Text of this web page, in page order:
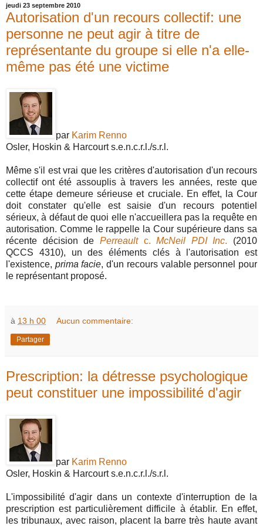
jeudi 23 septembre 2010
Autorisation d'un recours collectif: une
personne ne peut agir à titre de
représentante du groupe si elle n'a elle-
même pas été une victime
par Karim Renno
Osler, Hoskin & Harcourt s.e.n.c.r.l./s.r.l.
Même s'il est vrai que les critères d'autorisation d'un recours
collectif ont été assouplis à travers les années, reste que
cette étape demeure sérieuse et cruciale. En effet, la Cour
doit constater qu'elle est saisie d'un recours potentiel
sérieux, à défaut de quoi elle n'accueillera pas la requête en
autorisation. Comme le rappelle la Cour supérieure dans sa
récente décision de Perreaultc.McNeil PDI Inc. (2010
QCCS 4310), un des éléments clés à l'autorisation est
l'existence, prima facie, d'un recours valable personnel pour
le représentant proposé.
à 13 h 00 Aucun commentaire:
Partager
Prescription: la détresse psychologique
peut constituer une impossibilité d'agir
par Karim Renno
Osler, Hoskin & Harcourt s.e.n.c.r.l./s.r.l.
L'impossibilité d'agir dans un contexte d'interruption de la
prescription est particulièrement difficile à établir. En effet,
les tribunaux, avec raison, placent la barre très haute avant